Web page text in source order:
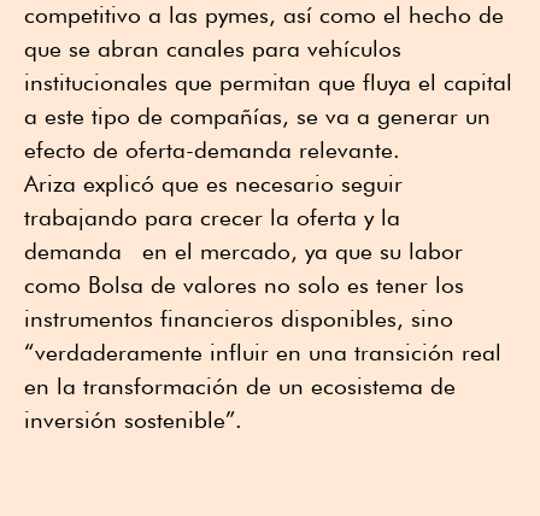
competitivo a las pymes, así como el hecho de
que se abran canales para vehículos
institucionales que permitan que fluya el capital
a este tipo de compañías, se va a generar un
efecto de oferta-demanda relevante.
Ariza explicó que es necesario seguir
trabajando para crecer la oferta y la
demanda en el mercado, ya que su labor
como Bolsa de valores no solo es tener los
instrumentos financieros disponibles, sino
“verdaderamente influir en una transición real
en la transformación de un ecosistema de
inversión sostenible”.